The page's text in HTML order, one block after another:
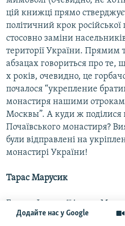
Додайте нас у Google
цій книжці прямо
політичний крок
стосовно заміни
території України. Прямим
абзацах говориться про те,
х років, очевидно, це
почалося “укрепление
монастиря нашими
Москвы”. А куди ж поділися
Почаївського монастиря?
були відправлені на
монастирі України!
Тарас Марусик
Голова Фундації імени
доктор філологічних наук,